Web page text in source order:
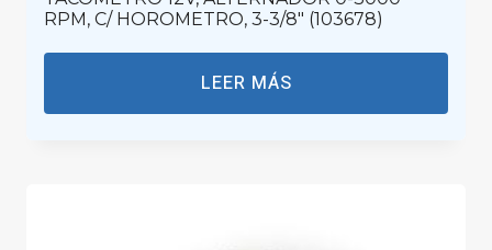
RPM, C/ HOROMETRO, 3-3/8″ (103678)
LEER MÁS